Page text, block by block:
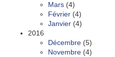
Mars (4)
Février (4)
Janvier (4)
2016
Décembre (5)
Novembre (4)